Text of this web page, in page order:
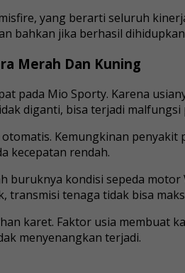
yang berarti seluruh
bahkan jika berhasil
Merah Dan Kuning
pada Mio Sporty. Karena
diganti, bisa terjadi
Kemungkinan
kecepatan rendah.
buruknya kondisi sepeda
transmisi tenaga tidak bisa
karet. Faktor usia membuat
menyenangkan terjadi.